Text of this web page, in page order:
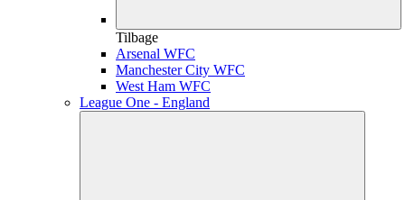
Tilbage
Arsenal WFC
Manchester City WFC
West Ham WFC
League One - England